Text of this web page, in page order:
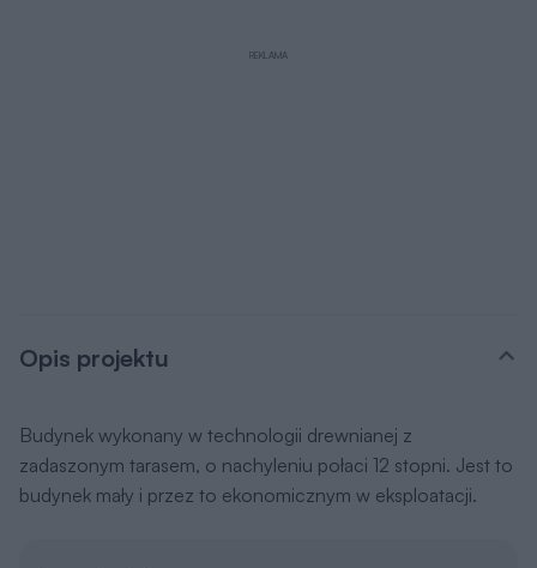
REKLAMA
Opis projektu
Budynek wykonany w technologii drewnianej z
zadaszonym tarasem, o nachyleniu połaci 12 stopni. Jest to
budynek mały i przez to ekonomicznym w eksploatacji.